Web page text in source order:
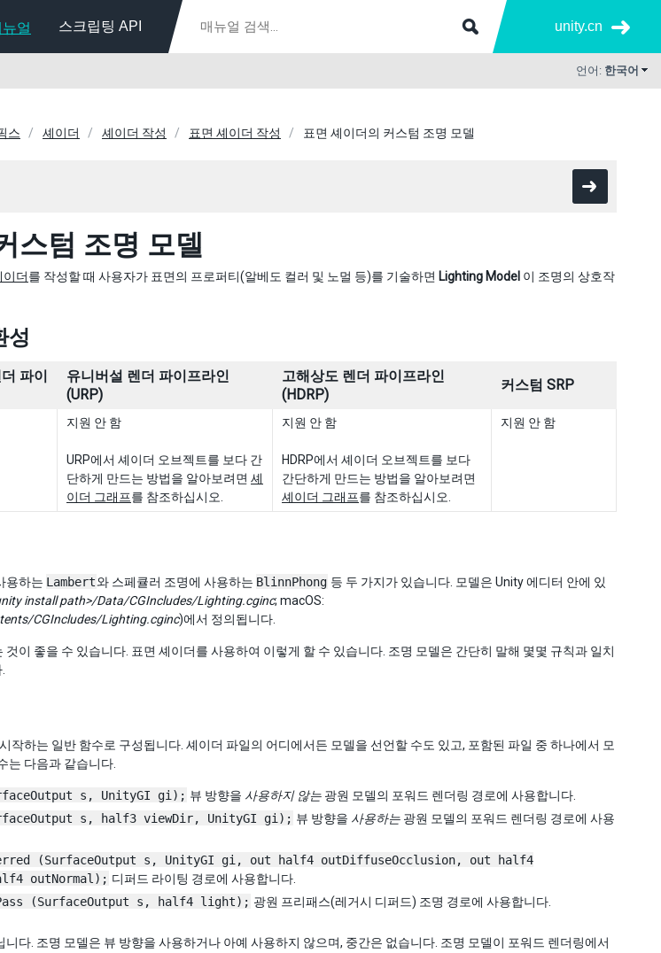
뉴얼 스크립팅 API unity.cn
언어: 한국어
스 셰이더 셰이더 작성 표면 셰이더 작성 표면 셰이더의 커스텀 조명 모델
스텀 조명 모델
이더를 작성할 때 사용자가 표면의 프로퍼티(알베도 컬러 및 노멀 등)를 기술하면 Lighting Model 이 조명의 상호작
성
파이
유니버설 렌더 파이프라인
(URP)
고해상도 렌더 파이프라인
(HDRP)
커스텀 SRP
지원 안 함
URP에서 셰이더 오브젝트를 보다 간
단하게 만드는 방법을 알아보려면 셰
이더 그래프를 참조하십시오.
지원 안 함
HDRP에서 셰이더 오브젝트를 보다
간단하게 만드는 방법을 알아보려면
셰이더 그래프를 참조하십시오.
지원 안 함
용하는 Lambert와 스페큘러 조명에 사용하는 BlinnPhong 등 두 가지가 있습니다. 모델은 Unity 에디터 안에 있
install path>/Data/CGIncludes/Lighting.cginc; macOS:
CGIncludes/Lighting.cginc)에서 정의됩니다.
이 좋을 수 있습니다. 표면 셰이더를 사용하여 이렇게 할 수 있습니다. 조명 모델은 간단히 말해 몇몇 규칙과 일치
작하는 일반 함수로 구성됩니다. 셰이더 파일의 어디에서든 모델을 선언할 수도 있고, 포함된 파일 중 하나에서 모
는 다음과 같습니다.
s, UnityGI gi); 뷰 방향을 사용하지 않는 광원 모델의 포워드 렌더링 경로에 사용합니다.
s, half3 viewDir, UnityGI gi); 뷰 방향을 사용하는 광원 모델의 포워드 렌더링 경로에 사용
(SurfaceOutput s, UnityGI gi, out half4 outDiffuseOcclusion, out half4
outNormal); 디퍼드 라이팅 경로에 사용합니다.
(SurfaceOutput s, half4 light); 광원 프리패스(레거시 디퍼드) 조명 경로에 사용합니다.
다. 조명 모델은 뷰 방향을 사용하거나 아예 사용하지 않으며, 중간은 없습니다. 조명 모델이 포워드 렌더링에서